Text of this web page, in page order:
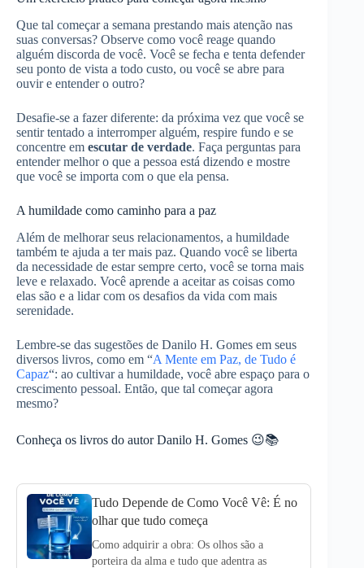
Que tal começar a semana prestando mais atenção nas
suas conversas? Observe como você reage quando
alguém discorda de você. Você se fecha e tenta defender
seu ponto de vista a todo custo, ou você se abre para
ouvir e entender o outro?
Desafie-se a fazer diferente: da próxima vez que você se
sentir tentado a interromper alguém, respire fundo e se
concentre em escutar de verdade. Faça perguntas para
entender melhor o que a pessoa está dizendo e mostre
que você se importa com o que ela pensa.
A humildade como caminho para a paz
Além de melhorar seus relacionamentos, a humildade
também te ajuda a ter mais paz. Quando você se liberta
da necessidade de estar sempre certo, você se torna mais
leve e relaxado. Você aprende a aceitar as coisas como
elas são e a lidar com os desafios da vida com mais
serenidade.
Lembre-se das sugestões de Danilo H. Gomes em seus
diversos livros, como em “A Mente em Paz, de Tudo é
Capaz“: ao cultivar a humildade, você abre espaço para o
crescimento pessoal. Então, que tal começar agora
mesmo?
Conheça os livros do autor Danilo H. Gomes 😉📚
Tudo Depende de Como Você Vê: É no
olhar que tudo começa
Como adquirir a obra: Os olhos são a
porteira da alma e tudo que adentra as